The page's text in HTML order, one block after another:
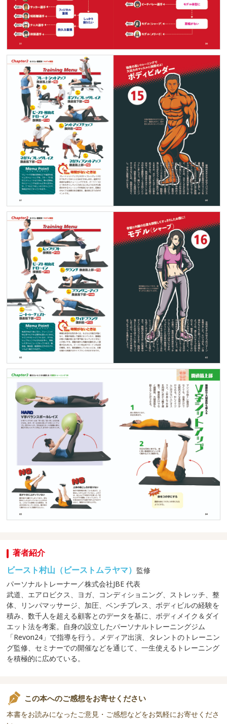
著者紹介
ビースト村山（ビーストムラヤマ） 監修
パーソナルトレーナー／株式会社JBE 代表
武道、エアロビクス、ヨガ、コンディショニング、ストレッチ、整
体、リンパマッサージ、加圧、ベンチプレス、ボディビルの経験を
積み、数千人を超える顧客とのデータを基に、ボディメイク＆ダイ
エット法を考案。自身の設立したパーソナルトレーニングジム
「Revon24」で指導を行う。メディア出演、タレントのトレーニン
グ監修、セミナーでの開催などを通じて、一生使えるトレーニング
を積極的に広めている。
この本へのご感想をお寄せください
本書をお読みになったご意見・ご感想などをお気軽にお寄せくださ